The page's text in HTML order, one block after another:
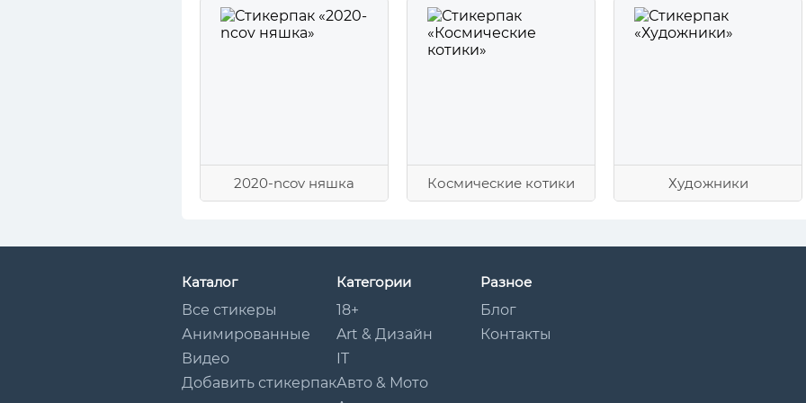
2020-ncov няшка Космические котики Художники
Каталог
Все стикеры
Анимированные
Видео
Добавить стикерпак
Категории
18+
Art & Дизайн
IT
Авто & Мото
Разное
Блог
Контакты